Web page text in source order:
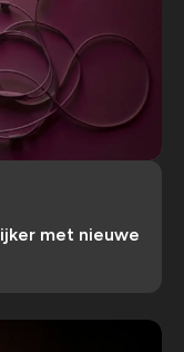
met nieuwe